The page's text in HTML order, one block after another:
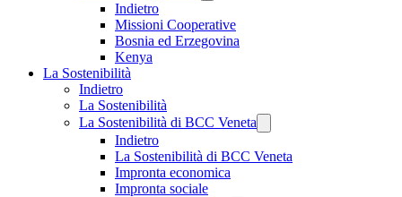
Indietro
Missioni Cooperative
Bosnia ed Erzegovina
Kenya
La Sostenibilità
Indietro
La Sostenibilità
La Sostenibilità di BCC Veneta
Indietro
La Sostenibilità di BCC Veneta
Impronta economica
Impronta sociale